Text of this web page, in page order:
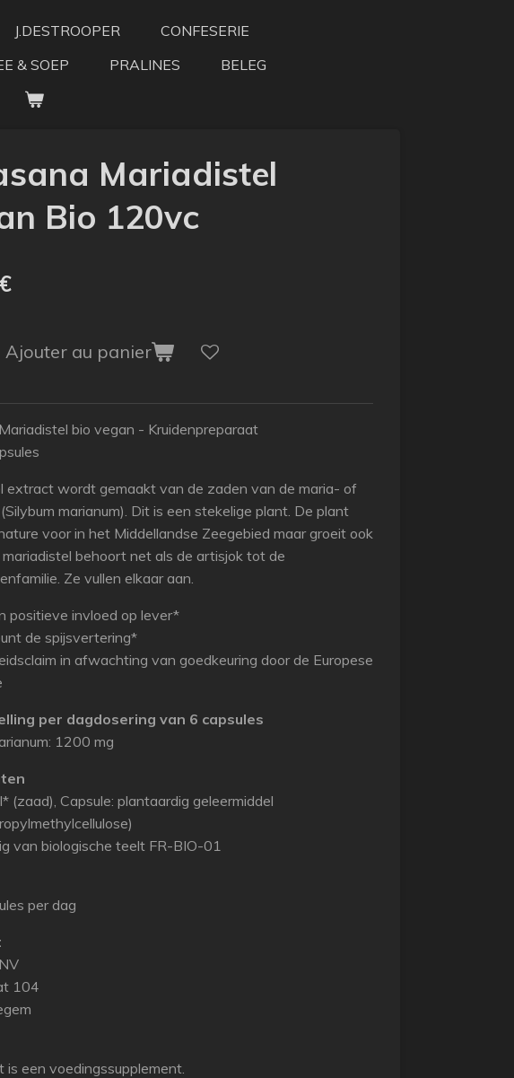
J.DESTROOPER
CONFESERIE
& SOEP PRALINES
BELEG
Mariadistel
Bio 120vc
Ajouter au panier
bio vegan - Kruidenpreparaat
extract wordt gemaakt van de zaden van de maria- of
marianum). Dit is een stekelige plant. De plant
voor in het Middellandse Zeegebied maar groeit ook
mariadistel behoort net als de artisjok tot de
Ze vullen elkaar aan.
positieve invloed op lever*
de spijsvertering*
in afwachting van goedkeuring door de Europese
per dagdosering van 6 capsules
1200 mg
(zaad), Capsule: plantaardig geleermiddel
van biologische teelt FR-BIO-01
per dag
104
is een voedingssupplement.